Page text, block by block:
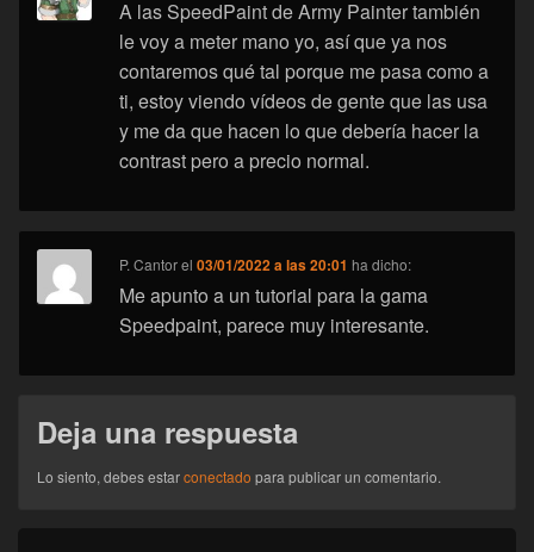
A las SpeedPaint de Army Painter también
le voy a meter mano yo, así que ya nos
contaremos qué tal porque me pasa como a
ti, estoy viendo vídeos de gente que las usa
y me da que hacen lo que debería hacer la
contrast pero a precio normal.
P. Cantorel03/01/2022 a las 20:01 ha dicho:
Me apunto a un tutorial para la gama
Speedpaint, parece muy interesante.
Deja una respuesta
Lo siento, debes estarconectado para publicar un comentario.